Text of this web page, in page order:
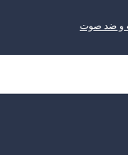
و ضد صوت